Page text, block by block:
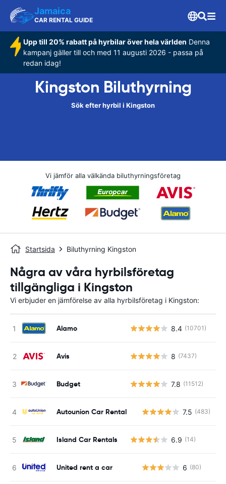
Jamaica
CAR RENTAL GUIDE
Upp till 20% rabatt på hyrbilar över hela världen Denna
kampanj gäller till och med 11 augusti 2026 - passa på
redan idag!
Kingston Biluthyrning
Sök efter hyrbil i Kingston
Vi jämför alla välkända biluthyrningsföretag
Startsida Biluthyrning Kingston
Några av våra hyrbilsföretag
tillgängliga i Kingston
Vi erbjuder en jämförelse av alla hyrbilsföretag i Kingston:
Alamo 8.4 (10701)
Avis 8 (7437)
Budget 7.8 (11512)
Autounion Car Rental 7.5 (483)
Island Car Rentals 6.9 (14)
United rent a car 6 (80)